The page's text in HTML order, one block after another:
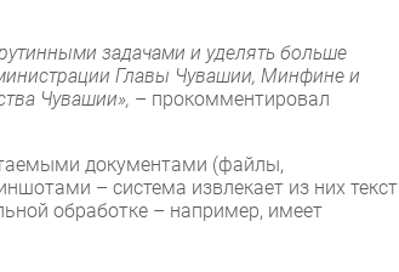
задачами и уделять больше
Главы Чувашии, Минфине и
Чувашии», – прокомментировал
документами (файлы,
– система извлекает из них текст
обработке – например, имеет